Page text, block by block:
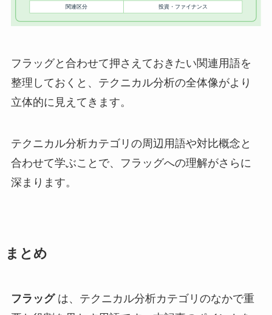
フラッグと合わせて押さえておきたい関連用語を
整理しておくと、テクニカル分析の全体像がより
立体的に見えてきます。
テクニカル分析カテゴリの周辺用語や対比概念と
合わせて学ぶことで、フラッグへの理解がさらに
深まります。
まとめ
フラッグは、テクニカル分析カテゴリのなかで重